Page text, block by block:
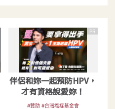
PR
伴侶和妳一起預防HPV，
才有資格說愛妳！
#贊助 #台灣癌症基金會